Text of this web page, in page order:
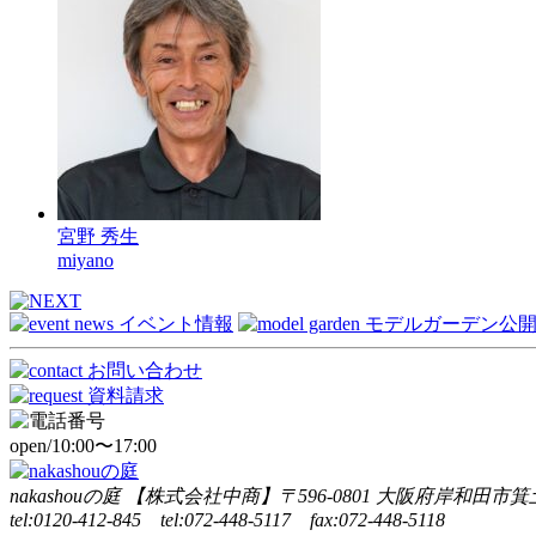
宮野 秀生
miyano
open/10:00〜17:00
nakashouの庭 【株式会社中商】〒596-0801 大阪府岸和田市箕
tel:0120-412-845 tel:072-448-5117 fax:072-448-5118